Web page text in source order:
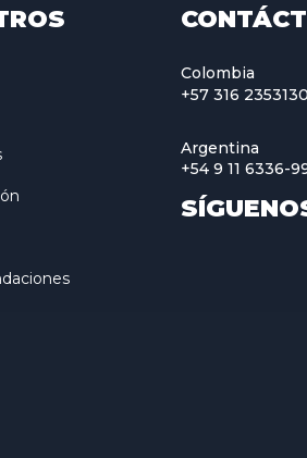
Colombia
+57 316 2353130
Argentina
+54 9 11 6336-